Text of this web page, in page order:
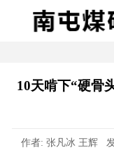
10天啃下“硬骨
作者: 张凡冰 王辉